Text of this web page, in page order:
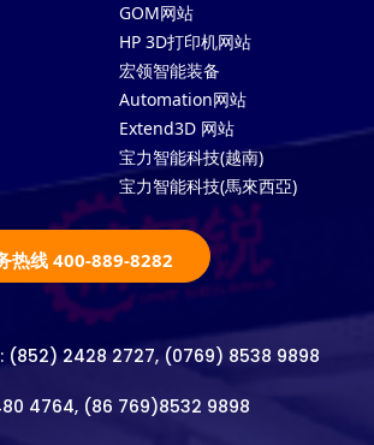
GOM网站
HP 3D打印机网站
宏领智能装备
Automation网站
Extend3D 网站
宝力智能科技(越南)
宝力智能科技(馬來西亞)
热线 400-889-8282
(852) 2428 2727, (0769) 8538 9898
4764, (86 769)8532 9898